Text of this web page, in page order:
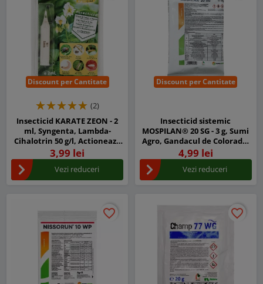
Discount per Cantitate
(2)
Insecticid KARATE ZEON - 2
ml, Syngenta, Lambda-
Cihalotrin 50 g/l, Actioneaza
prin contact si ingestie
3,99 lei
Vezi reduceri
Discount per Cantitate
Insecticid sistemic
MOSPILAN® 20 SG - 3 g, Sumi
Agro, Gandacul de Colorado,
Acarieni, Afide, Musculita
alba, etc.
4,99 lei
Vezi reduceri
favorite_border
favorite_border favorite_border
favorite_border